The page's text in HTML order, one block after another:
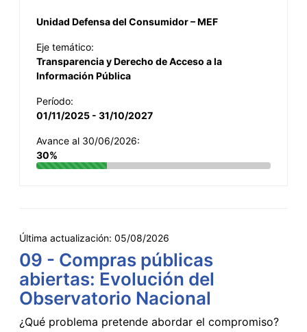
Unidad Defensa del Consumidor – MEF
Eje temático:
Transparencia y Derecho de Acceso a la
Información Pública
Período:
01/11/2025 - 31/10/2027
Avance al 30/06/2026:
30%
Última actualización: 05/08/2026
09 - Compras públicas
abiertas: Evolución del
Observatorio Nacional
¿Qué problema pretende abordar el compromiso?